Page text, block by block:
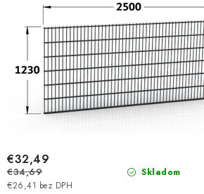
Skladom
€26,41 bez DPH
€32,49
€34,69